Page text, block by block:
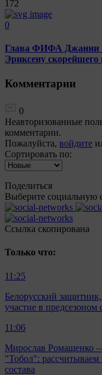
172
0
Глава ФИФА Джанни
Эриксену
Комментарии
0
Неавторизованные
комментарии.
Пожалуйста, войдите
Сортировать по:
Поделиться
Выберите социальную
Ccылка скопирована
Только что:
11:25
Белорусский
участие в предсезоном
11:06
Мирослав Ромащенко
"Тобол": рассчитываем
состава